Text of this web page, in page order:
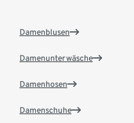
Damenblusen
Damenunterwäsche
Damenhosen
Damenschuhe